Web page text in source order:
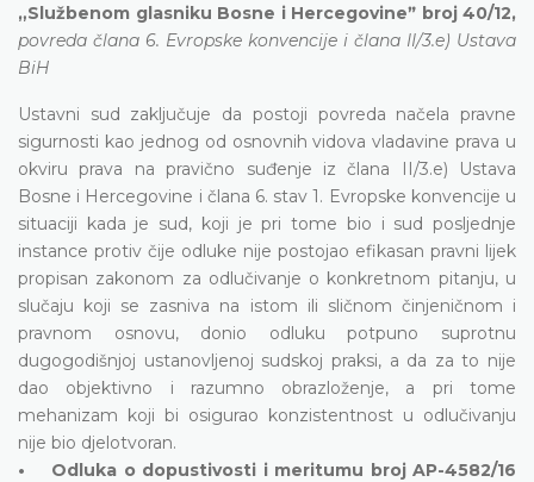
„Službenom glasniku Bosne i Hercegovineˮ broj 40/12,
povreda člana 6. Evropske konvencije i člana II/3.e) Ustava
BiH
Ustavni sud zaključuje da postoji povreda načela pravne
sigurnosti kao jednog od osnovnih vidova vladavine prava u
okviru prava na pravično suđenje iz člana II/3.e) Ustava
Bosne i Hercegovine i člana 6. stav 1. Evropske konvencije u
situaciji kada je sud, koji je pri tome bio i sud posljednje
instance protiv čije odluke nije postojao efikasan pravni lijek
propisan zakonom za odlučivanje o konkretnom pitanju, u
slučaju koji se zasniva na istom ili sličnom činjeničnom i
pravnom osnovu, donio odluku potpuno suprotnu
dugogodišnjoj ustanovljenoj sudskoj praksi, a da za to nije
dao objektivno i razumno obrazloženje, a pri tome
mehanizam koji bi osigurao konzistentnost u odlučivanju
nije bio djelotvoran.
• Odluka o dopustivosti i meritumu broj AP-4582/16